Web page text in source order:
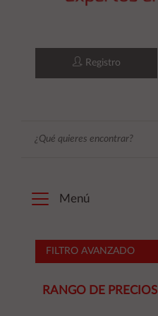
Registro
Menú
FILTRO AVANZADO
RANGO DE PRECIOS